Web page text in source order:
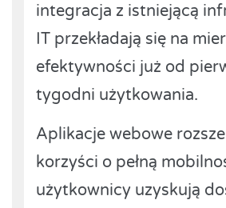
integracja z istniejącą
IT przekładają się na
efektywności już od
tygodni użytkowania.
Aplikacje webowe
korzyści o pełną
użytkownicy uzyskują